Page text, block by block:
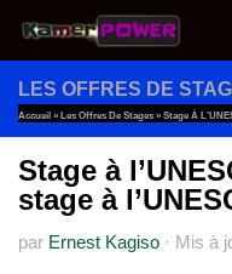
Au dessous du
LES OFFRES DE
Accueil » Les Offres De Stages » Stage À
Stage à
stage à
par Ernest Kagiso · Mis à